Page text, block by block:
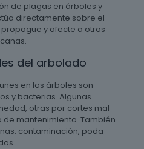
de plagas en árboles y
directamente sobre el
y afecte a otros
del arbolado
en los árboles son
y bacterias. Algunas
otras por cortes mal
mantenimiento. También
contaminación, poda